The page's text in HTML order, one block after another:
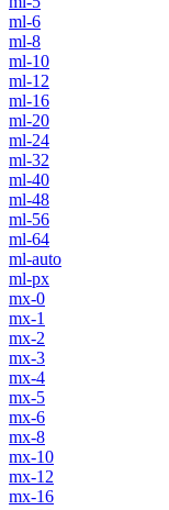
ml-6
ml-8
ml-10
ml-12
ml-16
ml-20
ml-24
ml-32
ml-40
ml-48
ml-56
ml-64
ml-auto
ml-px
mx-0
mx-1
mx-2
mx-3
mx-4
mx-5
mx-6
mx-8
mx-10
mx-12
mx-16